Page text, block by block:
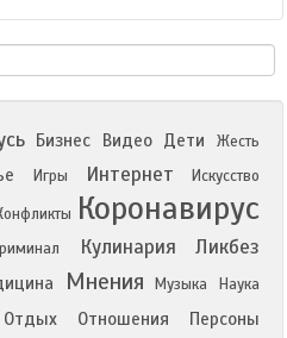
Бизнес Видео Дети
Жесть
Игры Интернет Искусство
Коронавирус
Кулинария Ликбез
Мнения Музыка Наука
Отдых Отношения Персоны